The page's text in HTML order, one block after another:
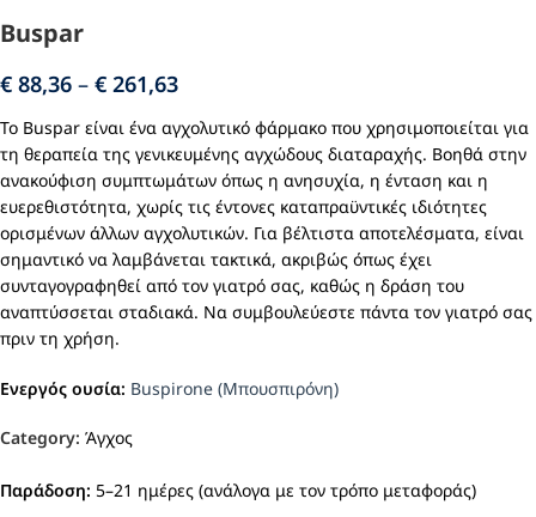
Buspar
€ 88,36 – € 261,63
Το Buspar είναι ένα αγχολυτικό φάρμακο που χρησιμοποιείται για
τη θεραπεία της γενικευμένης αγχώδους διαταραχής. Βοηθά στην
ανακούφιση συμπτωμάτων όπως η ανησυχία, η ένταση και η
ευερεθιστότητα, χωρίς τις έντονες καταπραϋντικές ιδιότητες
ορισμένων άλλων αγχολυτικών. Για βέλτιστα αποτελέσματα, είναι
σημαντικό να λαμβάνεται τακτικά, ακριβώς όπως έχει
συνταγογραφηθεί από τον γιατρό σας, καθώς η δράση του
αναπτύσσεται σταδιακά. Να συμβουλεύεστε πάντα τον γιατρό σας
πριν τη χρήση.
Ενεργός ουσία: Buspirone (Μπουσπιρόνη)
Category: Άγχος
Παράδοση: 5–21 ημέρες (ανάλογα με τον τρόπο μεταφοράς)